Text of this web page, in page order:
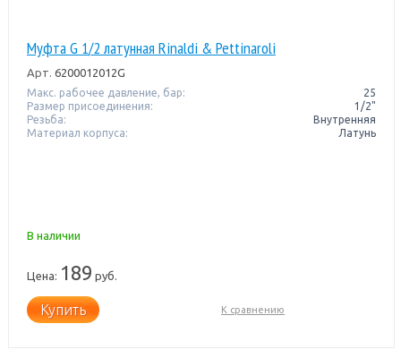
Муфта G 1/2 латунная Rinaldi & Pettinaroli
Арт. 6200012012G
Макс. рабочее давление, бар:
25
Размер присоединения:
1/2"
Резьба:
Внутренняя
Материал корпуса:
Латунь
В наличии
Цена: 189 руб.
Купить К сравнению